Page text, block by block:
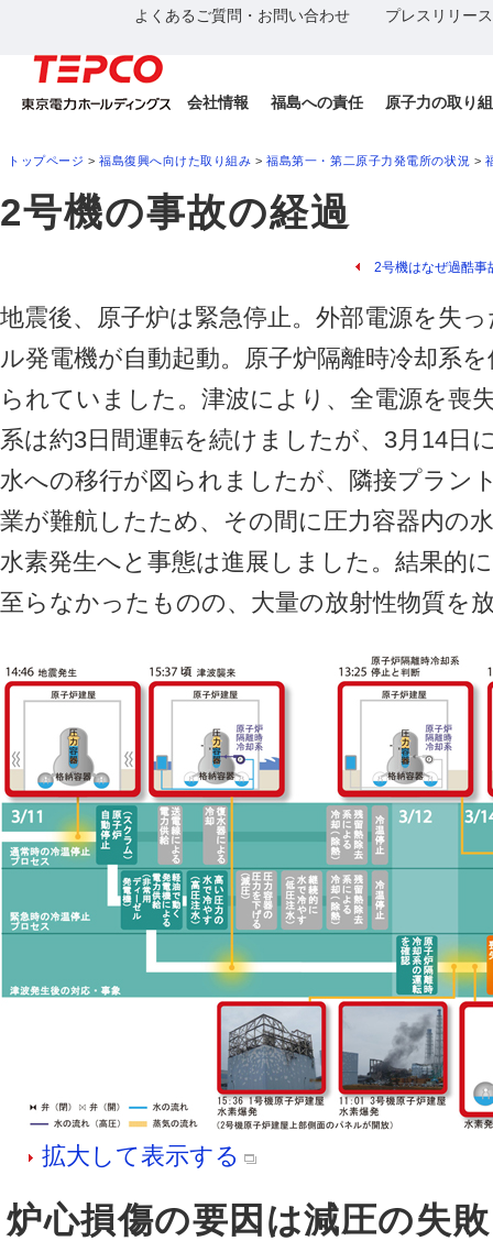
よくあるご質問・お問い合わせ プレスリリー
会社情報 福島への責任 原子力の取り
トップページ > 福島復興へ向けた取り組み >福島第一・第二原子力発電所の状況 >
2号機の事故の経過
2号機はなぜ過酷事
地震後、原子炉は緊急停止。外部電源を失
ル発電機が自動起動。原子炉隔離時冷却系
られていました。津波により、全電源を喪
系は約3日間運転を続けましたが、3月14日
水への移行が図られましたが、隣接プラン
業が難航したため、その間に圧力容器内の
水素発生へと事態は進展しました。結果的
至らなかったものの、大量の放射性物質を
拡大して表示する
炉心損傷の要因は減圧の失敗